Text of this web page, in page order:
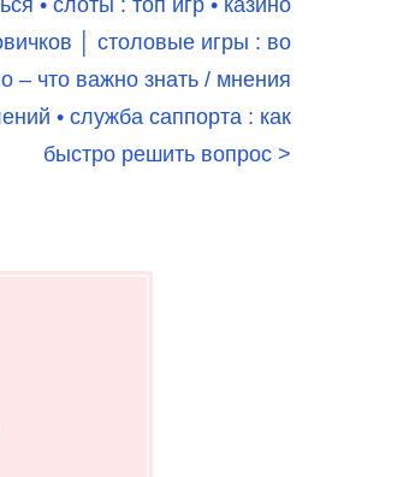
│ столовые игры : во
– что важно знать / мнения
• служба саппорта : как
быстро решить вопрос >